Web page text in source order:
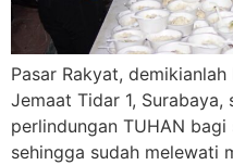
Pasar Rakyat,
Jemaat Tidar 1,
perlindungan TUHAN
sehingga sudah melewati